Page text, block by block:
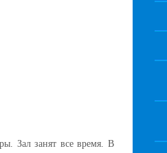
Зал занят все время. В